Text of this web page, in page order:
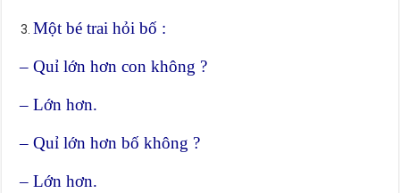
Một bé trai hỏi bố :
– Quỉ lớn hơn con không ?
– Lớn hơn.
– Quỉ lớn hơn bố không ?
– Lớn hơn.